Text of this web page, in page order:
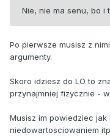
Nie, nie ma senu, bo i
Po pierwsze musisz z
argumenty.
Skoro idziesz do LO to
przynajmniej fizycznie -
Musisz im powiedziec
niedowartosciowaniem